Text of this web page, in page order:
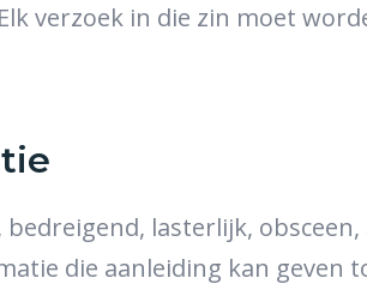
verzoek in die zin moet
lasterlijk,
die aanleiding kan